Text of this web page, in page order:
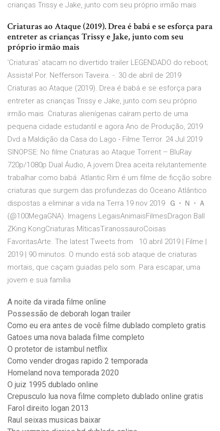
crianças Trissy e Jake, junto com seu próprio irmão mais
Criaturas ao Ataque (2019). Drea é babá e se esforça para
entreter as crianças Trissy e Jake, junto com seu
próprio irmão mais
'Criaturas' atacam no divertido trailer LEGENDADO do reboot;
Assista! Por. Nefferson Taveira. -. 30 de abril de 2019
Criaturas ao Ataque (2019). Drea é babá e se esforça para
entreter as crianças Trissy e Jake, junto com seu próprio
irmão mais Criaturas alienígenas caíram perto de uma
pequena cidade estudantil e agora Ano de Produção, 2019
Dvd a Maldição da Casa do Lago - Filme Terror. 24 Jul 2019
SINOPSE: No filme Criaturas ao Ataque Torrent – BluRay
720p/1080p Dual Áudio, A jovem Drea aceita relutantemente
trabalhar como babá Atlantic Rim é um filme de ficção sobre
criaturas que surgem das profundezas do Oceano Atlântico
dispostas a eliminar a vida na Terra.19 nov 2019 Ｇ・Ｎ・Ａ
(@100MegaGNA). Imagens LegaisAnimaisFilmesDragon Ball
ZKing KongCriaturas MíticasTiranossauroCoisas
FavoritasArte. The latest Tweets from 10 abril 2019 | Filme |
2019 | 90 minutos. O mundo está sob ataque de criaturas
mortais, que caçam guiadas pelo som. Para escapar, uma
jovem e sua família
A noite da virada filme online
Possessão de deborah logan trailer
Como eu era antes de você filme dublado completo gratis
Gatoes uma nova balada filme completo
O protetor de istambul netflix
Como vender drogas rapido 2 temporada
Homeland nova temporada 2020
O juiz 1995 dublado online
Crepusculo lua nova filme completo dublado online gratis
Farol direito logan 2013
Raul seixas musicas baixar